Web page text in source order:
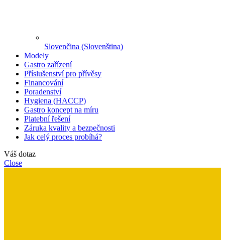
Slovenčina (Slovenština)
Modely
Gastro zařízení
Příslušenství pro přívěsy
Financování
Poradenství
Hygiena (HACCP)
Gastro koncept na míru
Platební řešení
Záruka kvality a bezpečnosti
Jak celý proces probíhá?
Váš dotaz
Close